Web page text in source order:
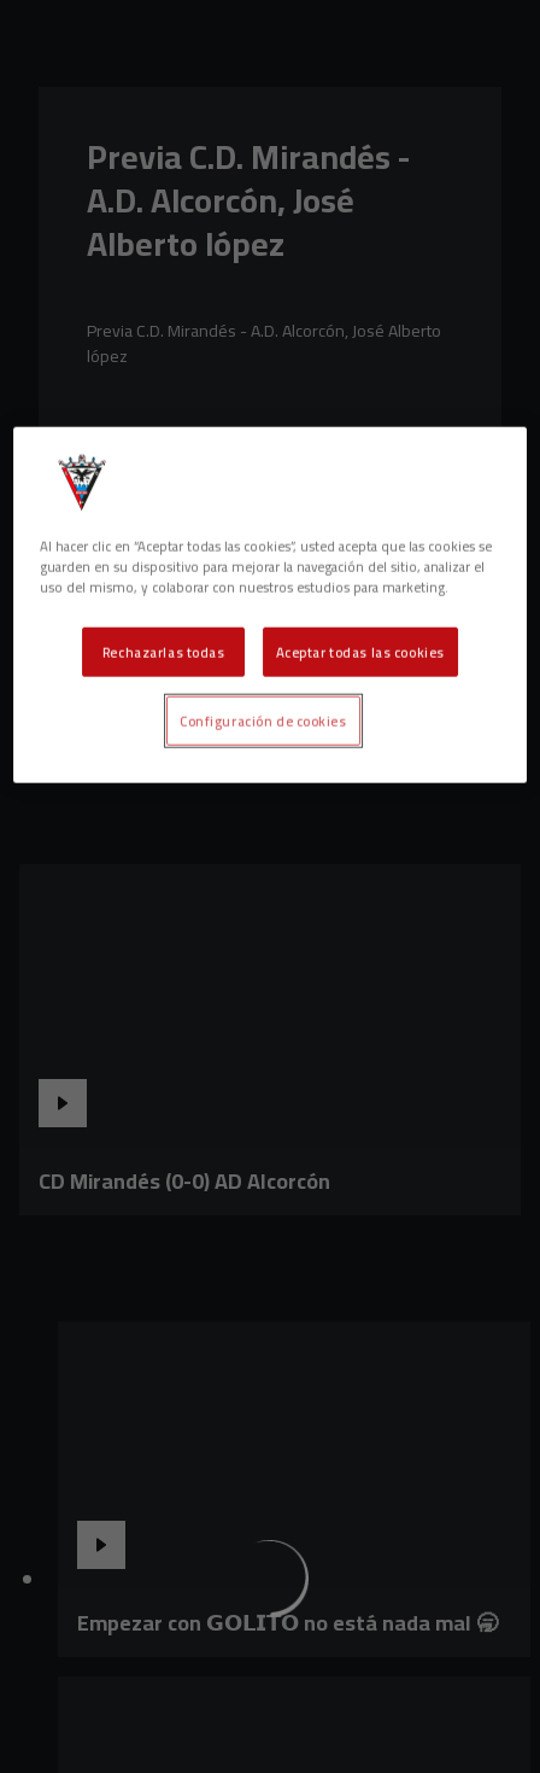
Previa C.D. Mirandés -
A.D. Alcorcón, José
Alberto lópez
Previa C.D. Mirandés - A.D. Alcorcón, José Alberto
lópez
CD Mirandés (0-0) AD Alcorcón
Empezar con 𝗚𝗢𝗟𝗜𝗧𝗢 no está nada mal 🥱
Al hacer clic en “Aceptar todas las cookies”, usted acepta que las cookies se
guarden en su dispositivo para mejorar la navegación del sitio, analizar el
uso del mismo, y colaborar con nuestros estudios para marketing.
Rechazarlas todas Aceptar todas las cookies
Configuración de cookies